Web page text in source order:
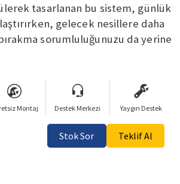
tasarlanan bu sistem, günlük
gelecek nesillere daha
sorumluluğunuzu da yerine
Montaj Destek Merkezi Yaygın Destek
Stok Sor Teklif Al